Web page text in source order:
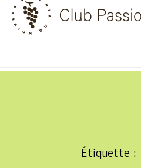
Skip
content
Étiquette :